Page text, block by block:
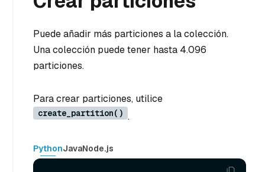
Puede añadir más particiones a la colección.
Una colección puede tener hasta 4.096
particiones.
Para crear particiones, utilice
create_partition() .
PythonJavaNode.js